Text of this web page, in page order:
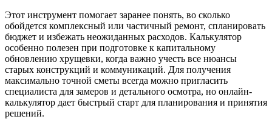
Этот инструмент помогает заранее понять, во сколько
обойдется комплексный или частичный ремонт, спланировать
бюджет и избежать неожиданных расходов. Калькулятор
особенно полезен при подготовке к капитальному
обновлению хрущевки, когда важно учесть все нюансы
старых конструкций и коммуникаций. Для получения
максимально точной сметы всегда можно пригласить
специалиста для замеров и детального осмотра, но онлайн-
калькулятор дает быстрый старт для планирования и принятия
решений.